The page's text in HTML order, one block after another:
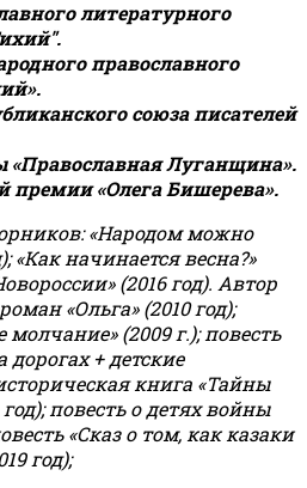
литературного
православного
союза писателей
«Православная Луганщина».
премии «Олега Бишерева».
«Народом можно
«Как начинается весна?»
(2016 год). Автор
«Ольга» (2010 год);
(2009 г.); повесть
+ детские
книга «Тайны
повесть о детях войны
«Сказ о том, как казаки
год);